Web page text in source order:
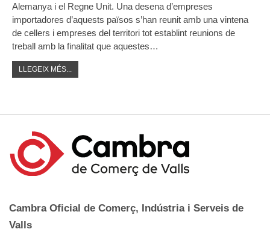
Alemanya i el Regne Unit. Una desena d’empreses
importadores d’aquests països s’han reunit amb una vintena
de cellers i empreses del territori tot establint reunions de
treball amb la finalitat que aquestes…
LLEGEIX MÉS...
Cambra Oficial de Comerç, Indústria i Serveis de
Valls